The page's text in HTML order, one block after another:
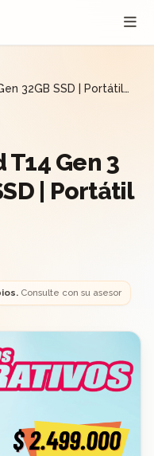
32GB SSD | Portátil
Gen 3
| Portátil
Consulte con su asesor